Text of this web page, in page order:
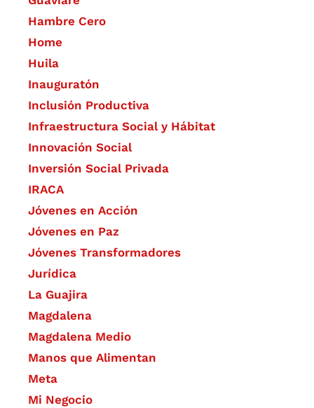
Hambre Cero
Home
Huila
Inauguratón
Inclusión Productiva
Infraestructura Social y Hábitat
​Innovación Social
Inversión Social Privada
IRACA
Jóvenes en Acción
Jóvenes en Paz
Jóvenes Transformadores
Jurídica
La Guajira
Magdalena
Magdalena Medio
Manos que Alimentan
Meta
Mi Negocio